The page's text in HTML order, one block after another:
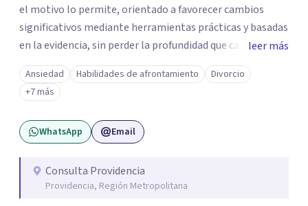
el motivo lo permite, orientado a favorecer cambios
significativos mediante herramientas prácticas y basadas
en la evidencia, sin perder la profundidad que cada
proceso requiere. Mi práctica integra una perspectiva
clínica, humanista y existencial. Además, soy Magíster en
Filosofía, Doctora en Filosofía y Consultora Filosófica,
formación que me permite acompañar no solo el alivio
del malestar emocional, sino también la reflexión sobre
momentos de cambio o crisis.
leer más
Ansiedad Habilidades de afrontamiento
Divorcio
+7 más
WhatsApp Email
Consulta Providencia
Providencia, Región Metropolitana